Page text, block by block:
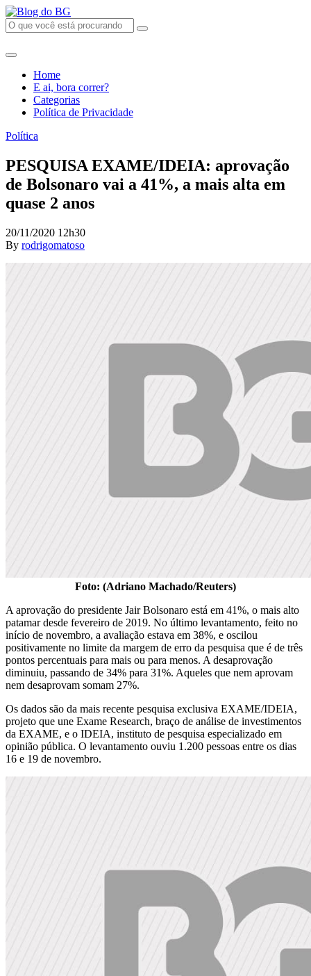
Home
E ai, bora correr?
Categorias
Política de Privacidade
Política
PESQUISA EXAME/IDEIA: aprovação
de Bolsonaro vai a 41%, a mais alta em
quase 2 anos
20/11/2020 12h30
By rodrigomatoso
Foto: (Adriano Machado/Reuters)
A aprovação do presidente Jair Bolsonaro está em 41%, o mais alto
patamar desde fevereiro de 2019. No último levantamento, feito no
início de novembro, a avaliação estava em 38%, e oscilou
positivamente no limite da margem de erro da pesquisa que é de três
pontos percentuais para mais ou para menos. A desaprovação
diminuiu, passando de 34% para 31%. Aqueles que nem aprovam
nem desaprovam somam 27%.
Os dados são da mais recente pesquisa exclusiva EXAME/IDEIA,
projeto que une Exame Research, braço de análise de investimentos
da EXAME, e o IDEIA, instituto de pesquisa especializado em
opinião pública. O levantamento ouviu 1.200 pessoas entre os dias
16 e 19 de novembro.